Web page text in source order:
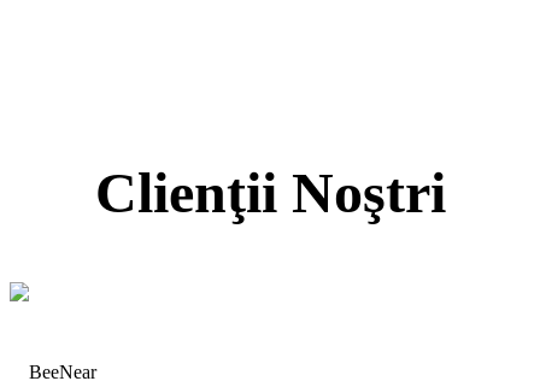
Clienţii Noştri